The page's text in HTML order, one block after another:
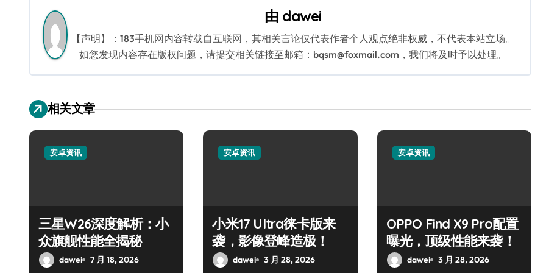
航
由 dawei
【声明】：183手机网内容转载自互联网，其相关言论仅代表作者个人观点绝非权威，不代表本站立场。
如您发现内容存在版权问题，请提交相关链接至邮箱：bqsm@foxmail.com，我们将及时予以处理。
相关文章
安卓资讯
三星W26深度解析：小
众旗舰性能全揭秘
dawei 7 月 18, 2026
安卓资讯
小米17 Ultra徕卡版来
袭，影像登峰造极！
dawei 3 月 28, 2026
安卓资讯
OPPO Find X9 Pro配置
曝光，顶级性能来袭！
dawei 3 月 28, 2026